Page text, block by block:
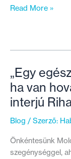
Miért
Read More »
„Egy
ha van
interjú
Blog / Szerző:
Önkéntesünk
szegénységgel,